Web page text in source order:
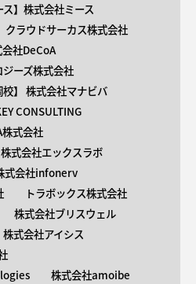
ス】株式会社ミース
クラウドサーカス株式会社
社DeCoA
ーズ株式会社
校】 株式会社マナビバ
CONSULTING
株式会社
株式会社エックスラボ
式会社infonerv
トラボックス株式会社
株式会社ブリスウェル
株式会社アイシス
株式会社amoibe